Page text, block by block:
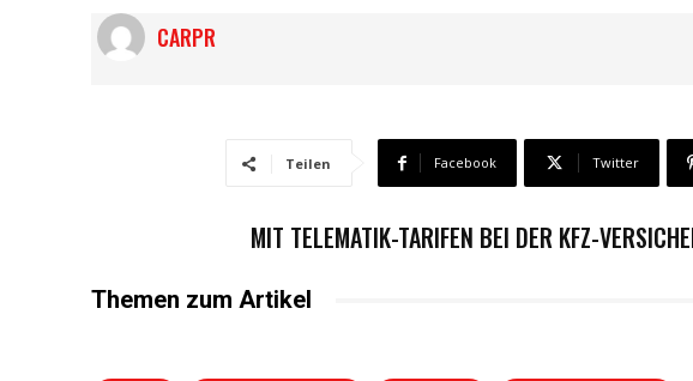
CARPR
Teilen Facebook Twitter
MIT TELEMATIK-TARIFEN BEI DER KFZ-
Themen zum Artikel